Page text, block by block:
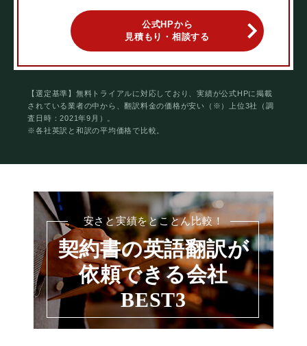
公式HPから
見積もり・相談する
【選定基準】無料トライアルに対応しており、実績が公式HPに掲載
されている業者の中から、翻訳料金の価格が安い（※）上位3社（調
査日時：2021年9月）。
※各社英訳と和訳の平均価格で比較。
安さと実績をとことん比較！
契約書の英語翻訳が
依頼できる会社
BEST3